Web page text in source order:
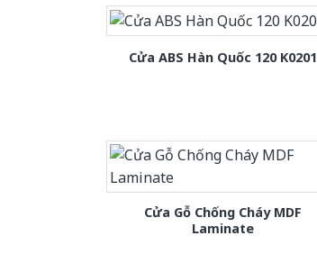
Cửa ABS Hàn Quốc 120 K0201
Cửa Gỗ Chống Cháy MDF
Laminate